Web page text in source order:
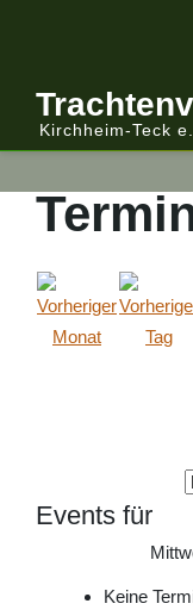
Kirchheim-Teck
Events für
Keine